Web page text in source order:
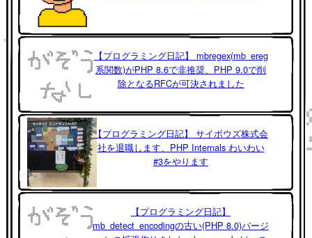
【プログラミング日記】 mbregex(mb_ereg
系関数)がPHP 8.6で非推奨、PHP 9.0で削
除となるRFCが可決されました
【プログラミング日記】 サイボウズ株式会
社を退職します、PHP Internals わいわい
#3をやります
【プログラミング日記】
mb_detect_encodingの古い(PHP 8.0)バージ